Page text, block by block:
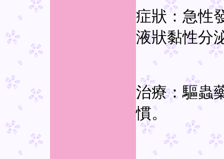
症狀：急性
液狀黏性分
治療：驅蟲
慣。